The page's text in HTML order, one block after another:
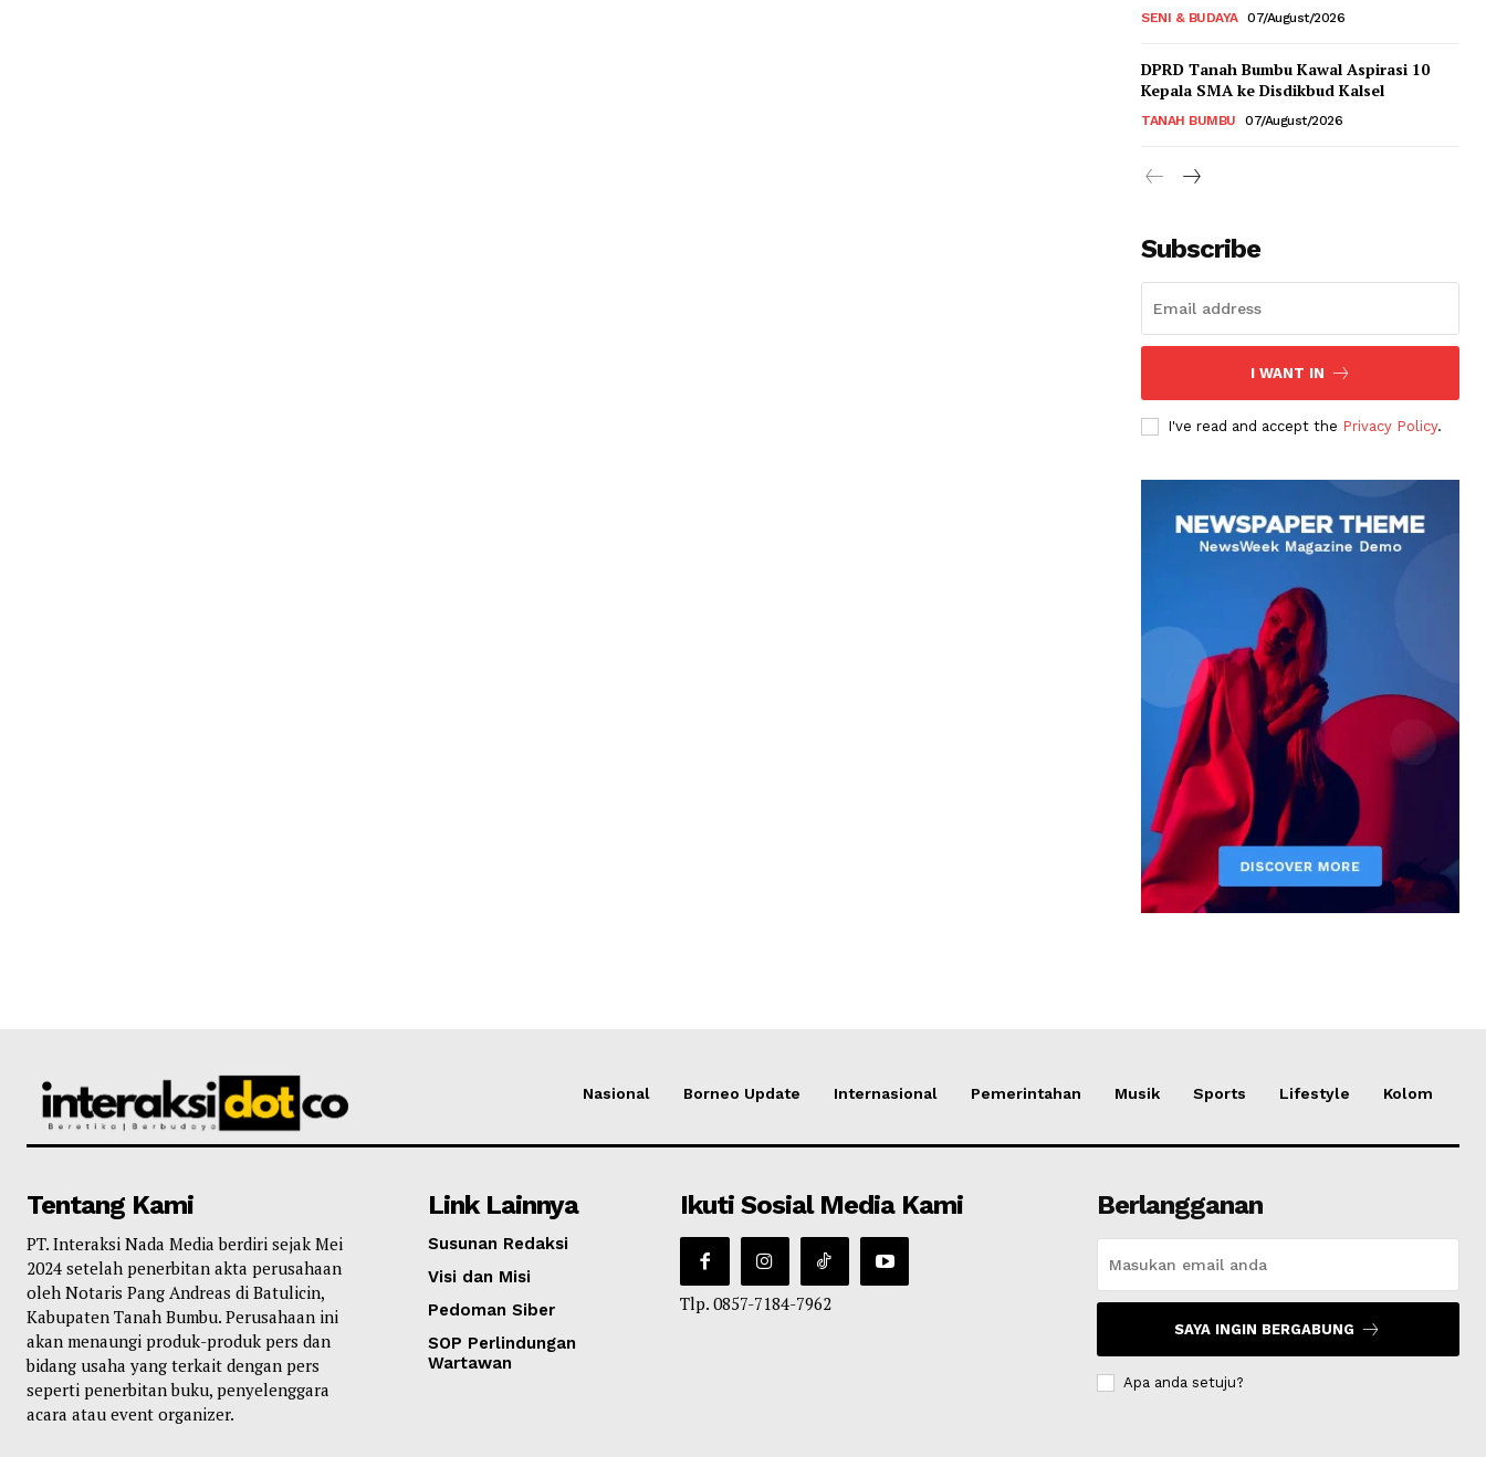
SENI & BUDAYA 07/August/2026
DPRD Tanah Bumbu Kawal Aspirasi 10
Kepala SMA ke Disdikbud Kalsel
TANAH BUMBU 07/August/2026
Subscribe
I WANT IN
I've read and accept the Privacy Policy.
Nasional Borneo Update Internasional Pemerintahan Musik Sports Lifestyle Kolom
Tentang Kami
PT. Interaksi Nada Media berdiri sejak Mei
2024 setelah penerbitan akta perusahaan
oleh Notaris Pang Andreas di Batulicin,
Kabupaten Tanah Bumbu. Perusahaan ini
akan menaungi produk-produk pers dan
bidang usaha yang terkait dengan pers
seperti penerbitan buku, penyelenggara
acara atau event organizer.
Link Lainnya
Susunan Redaksi
Visi dan Misi
Pedoman Siber
SOP Perlindungan
Wartawan
Ikuti Sosial Media Kami
Tlp. 0857-7184-7962
Berlangganan
SAYA INGIN BERGABUNG
Apa anda setuju?